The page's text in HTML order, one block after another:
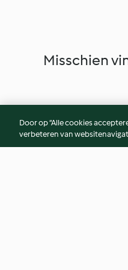
Misschien
Door op “Alle cookies
verbeteren van